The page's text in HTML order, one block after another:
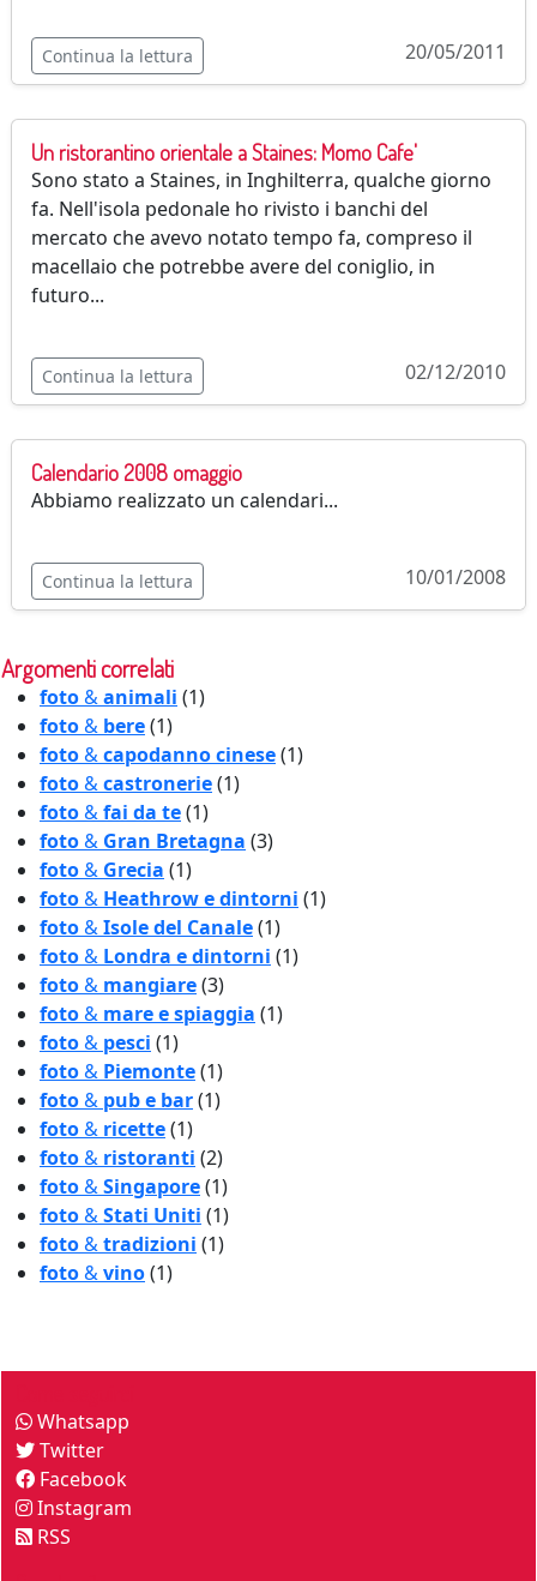
Continua la lettura 20/05/2011
Un ristorantino orientale a Staines: Momo Cafe'
Sono stato a Staines, in Inghilterra, qualche giorno
fa. Nell'isola pedonale ho rivisto i banchi del
mercato che avevo notato tempo fa, compreso il
macellaio che potrebbe avere del coniglio, in
futuro...
Continua la lettura 02/12/2010
Calendario 2008 omaggio
Abbiamo realizzato un calendari...
Continua la lettura 10/01/2008
Argomenti correlati
foto&animali (1)
foto& bere(1)
foto&capodanno cinese(1)
foto&castronerie(1)
foto&fai da te(1)
foto& Gran Bretagna (3)
foto& Grecia (1)
foto& Heathrow e dintorni (1)
foto&Isole del Canale(1)
foto& Londra e dintorni (1)
foto& mangiare(3)
foto& mare e spiaggia (1)
foto& pesci (1)
foto& Piemonte(1)
foto& pub e bar(1)
foto& ricette(1)
foto& ristoranti (2)
foto&Singapore(1)
foto&Stati Uniti (1)
foto&tradizioni (1)
foto&vino(1)
Whatsapp
Twitter
Facebook
Instagram
RSS